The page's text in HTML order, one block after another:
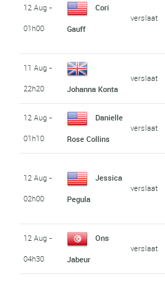
12 Aug -
01h00
Cori
Gauff
verslaat
11 Aug -
22h20
Johanna Konta
verslaat
12 Aug -
01h10
Danielle
Rose Collins
verslaat
12 Aug -
02h00
Jessica
Pegula
verslaat
12 Aug -
04h30
Ons
Jabeur
verslaat